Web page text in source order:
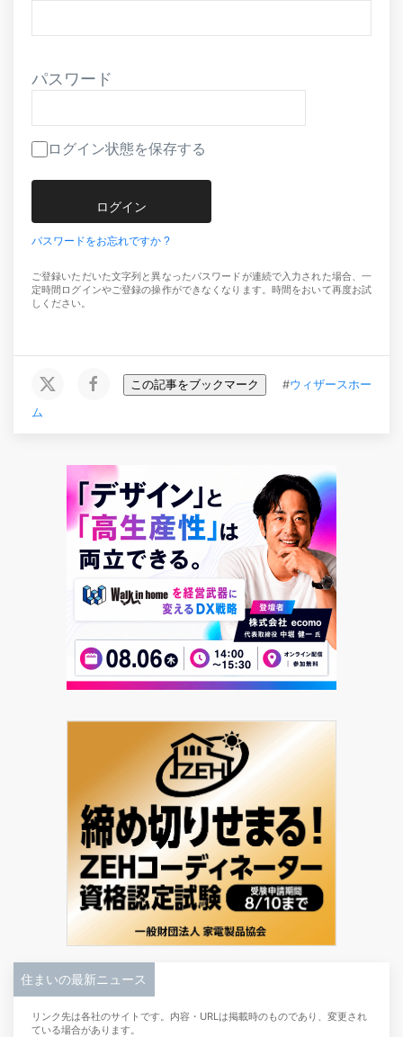
パスワード
ログイン状態を保存する
パスワードをお忘れですか ?
ご登録いただいた文字列と異なったパスワードが連続で入力された場合、一
定時間ログインやご登録の操作ができなくなります。時間をおいて再度お試
しください。
この記事をブックマーク #ウィザースホー
ム
住まいの最新ニュース
リンク先は各社のサイトです。内容・URLは掲載時のものであり、変更され
ている場合があります。